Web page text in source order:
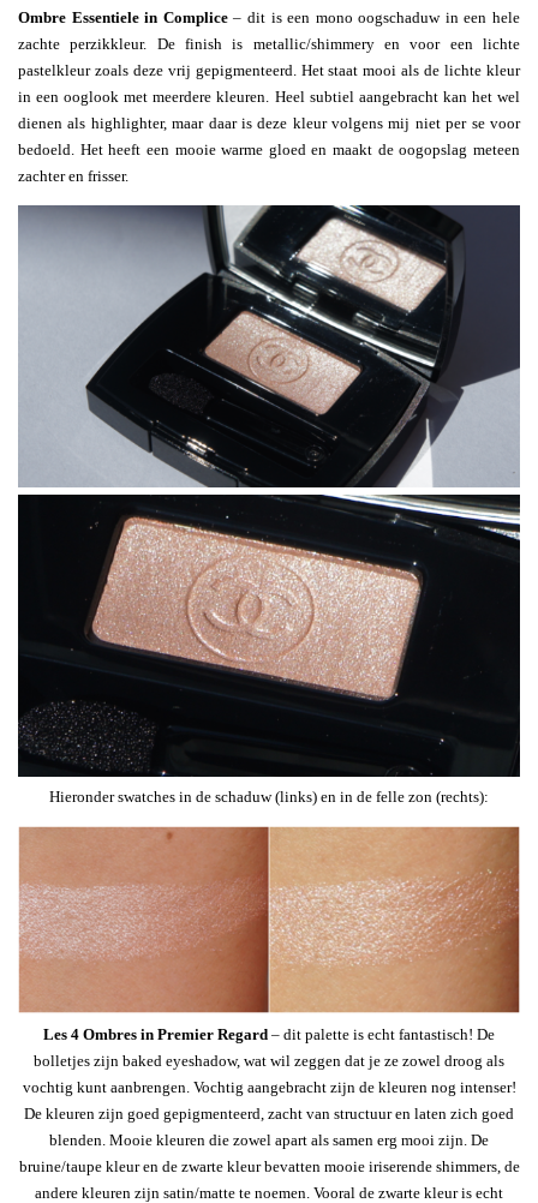
Ombre Essentiele in Complice– dit is een mono oogschaduw in een hele
zachte perzikkleur. De finish is metallic/shimmery en voor een lichte
pastelkleur zoals deze vrij gepigmenteerd. Het staat mooi als de lichte kleur
in een ooglook met meerdere kleuren. Heel subtiel aangebracht kan het wel
dienen als highlighter, maar daar is deze kleur volgens mij niet per se voor
bedoeld. Het heeft een mooie warme gloed en maakt de oogopslag meteen
zachter en frisser.
Hieronder swatches in de schaduw (links) en in de felle zon (rechts):
Les 4 Ombres in Premier Regard – dit palette is echt fantastisch! De
bolletjes zijn baked eyeshadow, wat wil zeggen dat je ze zowel droog als
vochtig kunt aanbrengen. Vochtig aangebracht zijn de kleuren nog intenser!
De kleuren zijn goed gepigmenteerd, zacht van structuur en laten zich goed
blenden. Mooie kleuren die zowel apart als samen erg mooi zijn. De
bruine/taupe kleur en de zwarte kleur bevatten mooie iriserende shimmers, de
andere kleuren zijn satin/matte te noemen. Vooral de zwarte kleur is echt